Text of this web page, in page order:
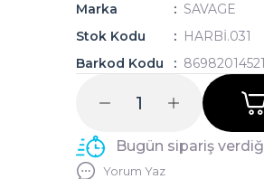
Marka
SAVAGE
Stok Kodu
HARBİ.031
Barkod Kodu
Bugün sipariş
Yorum Yaz